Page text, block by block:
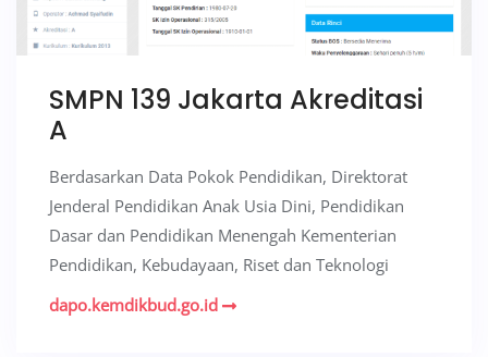
SMPN 139 Jakarta Akreditasi
A
Berdasarkan Data Pokok Pendidikan, Direktorat
Jenderal Pendidikan Anak Usia Dini, Pendidikan
Dasar dan Pendidikan Menengah Kementerian
Pendidikan, Kebudayaan, Riset dan Teknologi
dapo.kemdikbud.go.id